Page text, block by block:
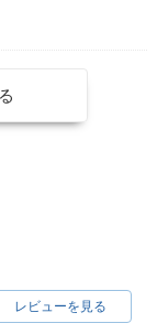
レビューを見る